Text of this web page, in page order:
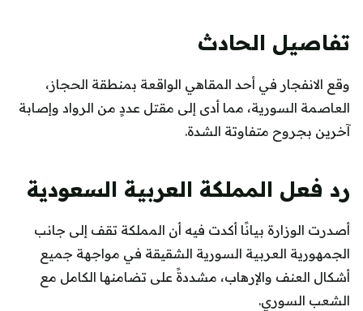
تفاصيل الحادث
وقع الانفجار في أحد المقاهي الواقعة بمنطقة الحجاز،
العاصمة السورية، مما أدى إلى مقتل عددٍ من الرواد وإصابة
آخرين بجروح متفاوتة الشدة.
رد فعل المملكة العربية السعودية
أصدرت الوزارة بيانًا أكدت فيه أن المملكة تقف إلى جانب
الجمهورية العربية السورية الشقيقة في مواجهة جميع
أشكال العنف والإرهاب، مشددةً على تضامنها الكامل مع
الشعب السوري.